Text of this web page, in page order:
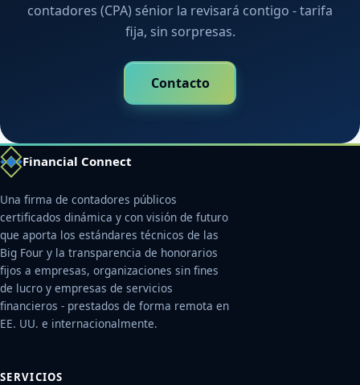
contadores (CPA) sénior la revisará contigo - tarifa
fija, sin sorpresas.
Contacto
Financial Connect
Una firma de contadores públicos
certificados dinámica y con visión de futuro
que aporta los estándares técnicos de las
Big Four y la transparencia de honorarios
fijos a empresas, organizaciones sin fines
de lucro y empresas de servicios
financieros - prestados de forma remota en
EE. UU. e internacionalmente.
SERVICIOS